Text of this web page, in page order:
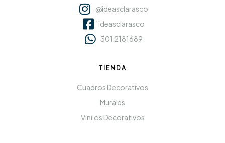
@ideasclarasco
ideasclarasco
301 2181689
TIENDA
Cuadros Decorativos
Murales
Vinilos Decorativos